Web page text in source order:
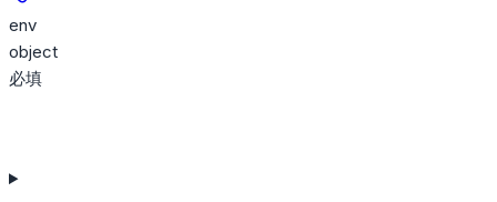
env
object
必填